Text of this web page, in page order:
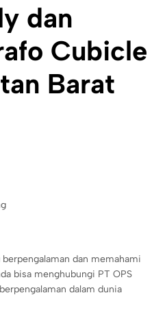
dan
Cubicle
Barat
dan memahami
bisa menghubungi PT OPS
dalam dunia